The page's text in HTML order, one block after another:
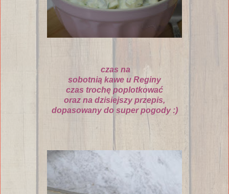
czas na
sobotnią kawe u Reginy
czas trochę poplotkować
oraz na dzisiejszy przepis,
dopasowany do super pogody :)